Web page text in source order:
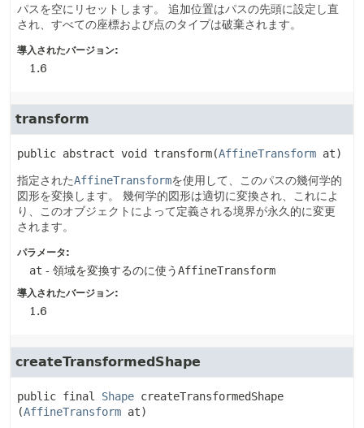
パスを空にリセットします。
追加位置はパスの先頭に設定し直
され、すべての座標および点のタイプは破棄されます。
導入されたバージョン:
1.6
transform
public abstract void transform(AffineTransform at)
指定されたAffineTransformを使用して、このパスの幾何学的
図形を変換します。
幾何学的図形は適切に変換され、これによ
り、このオブジェクトによって定義される境界が永久的に変更
されます。
パラメータ:
at - 領域を変換するのに使うAffineTransform
導入されたバージョン:
1.6
createTransformedShape
public final Shape createTransformedShape
(AffineTransform at)